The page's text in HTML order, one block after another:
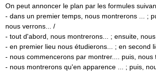
On peut annoncer le plan par les formules
- dans un premier temps, nous montrerons ... ;
nous verrons... /
- tout d'abord, nous montrerons... ; ensuite,
- en premier lieu nous étudierons... ; en second
- nous commencerons par montrer.... puis,
- nous montrerons qu'en apparence ... ; puis,